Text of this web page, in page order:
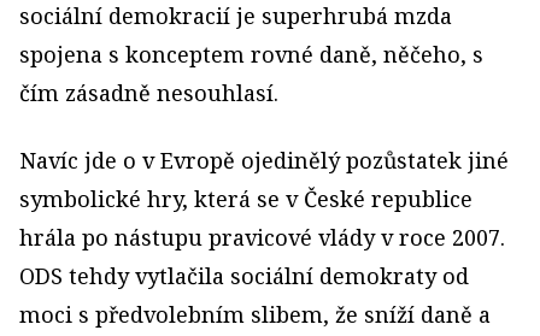
sociální demokracií je superhrubá mzda
spojena s konceptem rovné daně, něčeho, s
čím zásadně nesouhlasí.
Navíc jde o v Evropě ojedinělý pozůstatek jiné
symbolické hry, která se v České republice
hrála po nástupu pravicové vlády v roce 2007.
ODS tehdy vytlačila sociální demokraty od
moci s předvolebním slibem, že sníží daně a